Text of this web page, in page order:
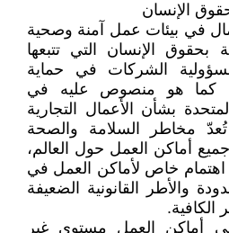
الإنسان
في بيئات عمل آمنة وصحية
بحقوق الإنسان التي تتبعها
الشركات في حماية
كما هو منصوص عليه في
بشأن الأعمال التجارية
تُعدّ مخاطر السلامة والصحة
جميع أماكن العمل حول العالم،
اهتمام خاص لأماكن العمل في
والأطر القانونية الضعيفة
الكافية.
أماكن العمل مستوى غير